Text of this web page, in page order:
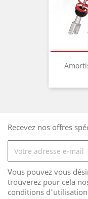
Recevez nos offres
Vous pouvez vous
trouverez pour cela
conditions